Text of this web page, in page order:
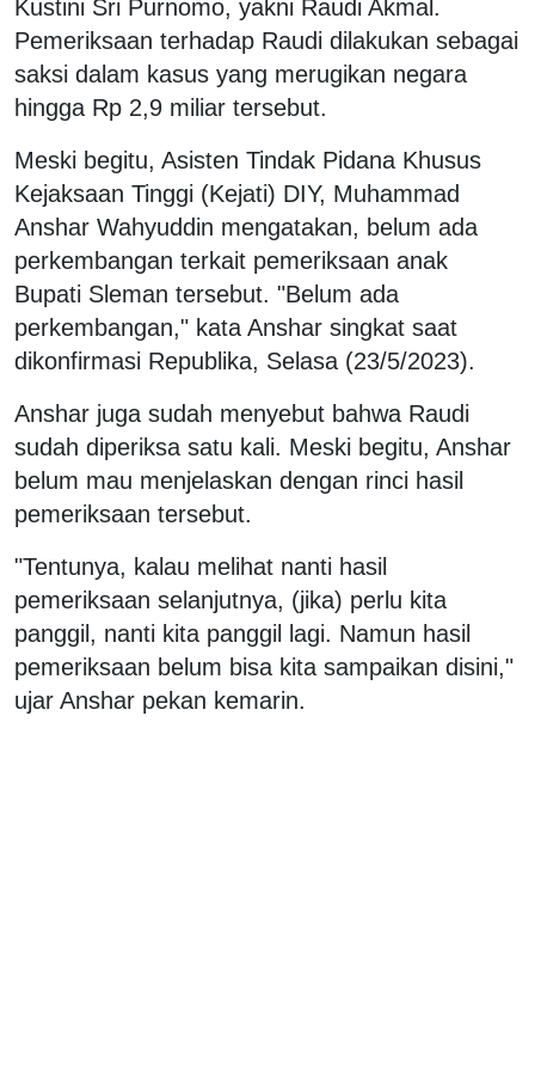
Kustini Sri Purnomo, yakni Raudi Akmal.
Pemeriksaan terhadap Raudi dilakukan sebagai
saksi dalam kasus yang merugikan negara
hingga Rp 2,9 miliar tersebut.
Meski begitu, Asisten Tindak Pidana Khusus
Kejaksaan Tinggi (Kejati) DIY, Muhammad
Anshar Wahyuddin mengatakan, belum ada
perkembangan terkait pemeriksaan anak
Bupati Sleman tersebut. "Belum ada
perkembangan," kata Anshar singkat saat
dikonfirmasi Republika, Selasa (23/5/2023).
Anshar juga sudah menyebut bahwa Raudi
sudah diperiksa satu kali. Meski begitu, Anshar
belum mau menjelaskan dengan rinci hasil
pemeriksaan tersebut.
"Tentunya, kalau melihat nanti hasil
pemeriksaan selanjutnya, (jika) perlu kita
panggil, nanti kita panggil lagi. Namun hasil
pemeriksaan belum bisa kita sampaikan disini,"
ujar Anshar pekan kemarin.